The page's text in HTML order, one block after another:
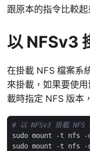
跟原本的指令比較
以 NFSv3
在掛載 NFS 檔案系
來掛載，如果要使
載時指定 NFS 版本
# 以 NFSv3 掛載 NFS
sudo mount -t nfs -
sudo mount -t nfs -